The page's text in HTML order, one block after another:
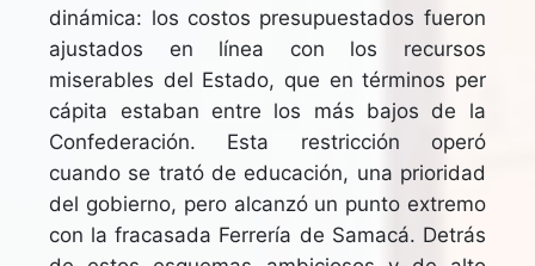
dinámica: los costos presupuestados fueron
ajustados en línea con los recursos
miserables del Estado, que en términos per
cápita estaban entre los más bajos de la
Confederación. Esta restricción operó
cuando se trató de educación, una prioridad
del gobierno, pero alcanzó un punto extremo
con la fracasada Ferrería de Samacá. Detrás